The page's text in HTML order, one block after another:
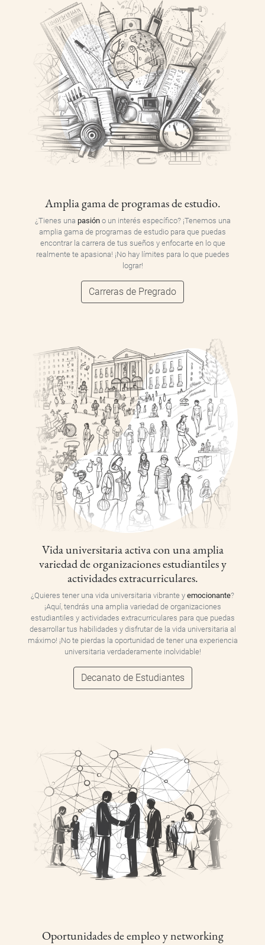
Amplia gama de programas de estudio.
¿Tienes una pasióno un interés específico? ¡Tenemos una
amplia gama de programas de estudio para que puedas
encontrar la carrera de tus sueños y enfocarte en lo que
realmente te apasiona! ¡No hay límites para lo que puedes
lograr!
Carreras de Pregrado
Vida universitaria activa con una amplia
variedad de organizaciones estudiantiles y
actividades extracurriculares.
¿Quieres tener una vida universitaria vibrante y emocionante?
¡Aquí, tendrás una amplia variedad de organizaciones
estudiantiles y actividades extracurriculares para que puedas
desarrollar tus habilidades y disfrutar de la vida universitaria al
máximo! ¡No te pierdas la oportunidad de tener una experiencia
universitaria verdaderamente inolvidable!
Decanato de Estudiantes
Oportunidades de empleo y networking